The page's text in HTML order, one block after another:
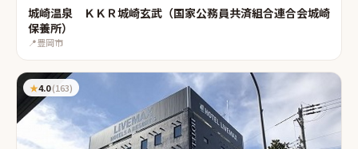
城崎温泉 ＫＫＲ城崎玄武（国家公務員共済組合連合会城崎
保養所）
📍豊岡市
★4.0(163)